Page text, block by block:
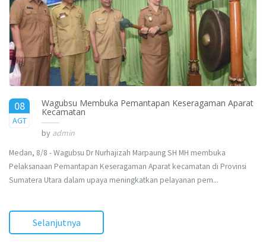
08
AGT
2017
Wagubsu Membuka Pemantapan Keseragaman Aparat
Kecamatan
by admin
Medan, 8/8 - Wagubsu Dr Nurhajizah Marpaung SH MH membuka
Pelaksanaan Pemantapan Keseragaman Aparat kecamatan di Provinsi
Sumatera Utara dalam upaya meningkatkan pelayanan pem...
Selanjutnya